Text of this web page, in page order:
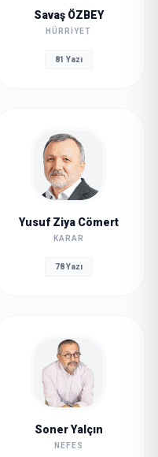
Savaş ÖZBEY
HÜRRIYET
81 Yazı
Yusuf Ziya Cömert
KARAR
78 Yazı
Soner Yalçın
NEFES